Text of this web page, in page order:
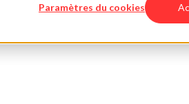
Paramètres du cookies